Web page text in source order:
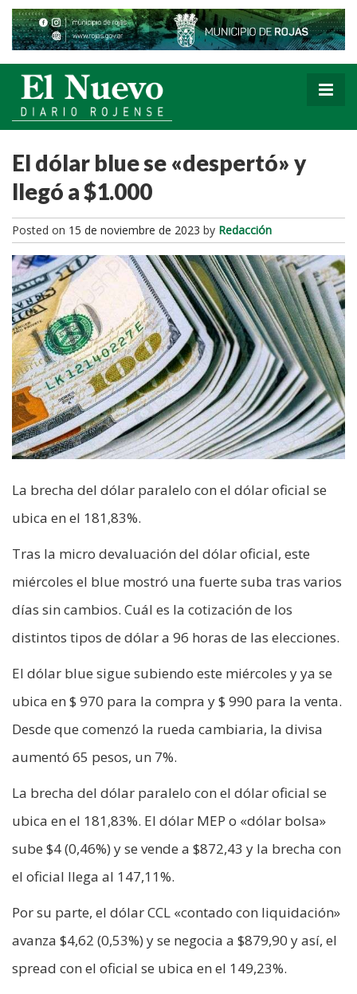
El dólar blue se «despertó» y
llegó a $1.000
Posted on 15 de noviembre de 2023 by Redacción
La brecha del dólar paralelo con el dólar oficial se
ubica en el 181,83%.
Tras la micro devaluación del dólar oficial, este
miércoles el blue mostró una fuerte suba tras varios
días sin cambios. Cuál es la cotización de los
distintos tipos de dólar a 96 horas de las elecciones.
El dólar blue sigue subiendo este miércoles y ya se
ubica en $ 970 para la compra y $ 990 para la venta.
Desde que comenzó la rueda cambiaria, la divisa
aumentó 65 pesos, un 7%.
La brecha del dólar paralelo con el dólar oficial se
ubica en el 181,83%. El dólar MEP o «dólar bolsa»
sube $4 (0,46%) y se vende a $872,43 y la brecha con
el oficial llega al 147,11%.
Por su parte, el dólar CCL «contado con liquidación»
avanza $4,62 (0,53%) y se negocia a $879,90 y así, el
spread con el oficial se ubica en el 149,23%.